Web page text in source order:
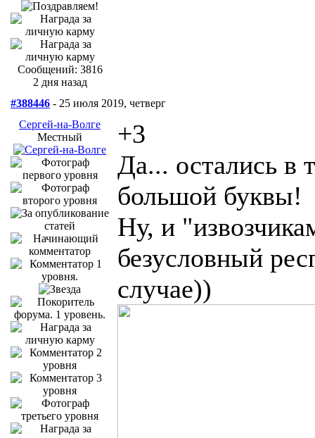
Сообщений: 3816
2 дня назад
#388446 - 25 июля 2019, четверг
Сергей-на-Волге
Местный
+3
Да... остались в
большой буквы!
Ну, и
безусловный
случае))